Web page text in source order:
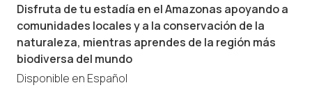
Disfruta de tu estadía en el Amazonas apoyando a
comunidades locales y a la conservación de la
naturaleza, mientras aprendes de la región más
biodiversa del mundo
Disponible en Español